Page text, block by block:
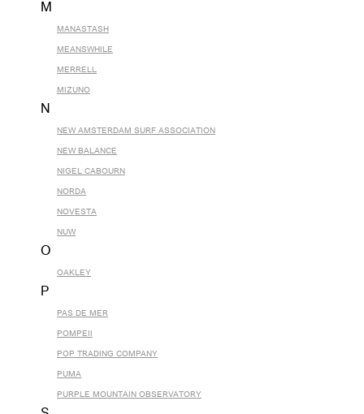
M
MANASTASH
MEANSWHILE
MERRELL
MIZUNO
N
NEW AMSTERDAM SURF ASSOCIATION
NEW BALANCE
NIGEL CABOURN
NORDA
NOVESTA
NUW
O
OAKLEY
P
PAS DE MER
POMPEII
POP TRADING COMPANY
PUMA
PURPLE MOUNTAIN OBSERVATORY